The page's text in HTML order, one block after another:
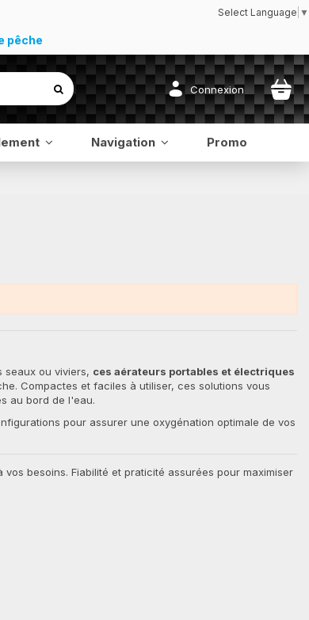
Select Language ▼
pêche
Connexion
Navigation Promo
seaux ou viviers, ces aérateurs portables et électriques
Compactes et faciles à utiliser, ces solutions vous
au bord de l'eau.
pour assurer une oxygénation optimale de vos
besoins. Fiabilité et praticité assurées pour maximiser